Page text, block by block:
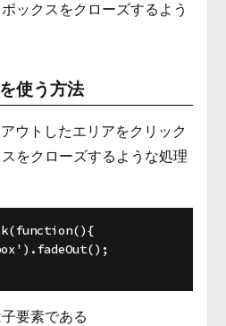
ックスをクローズするよう
使う方法
ウトしたエリアをクリック
をクローズするような処理
要素である